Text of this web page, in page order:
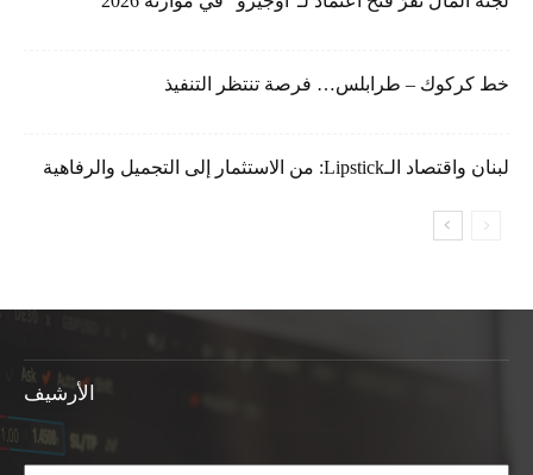
خط كركوك – طرابلس… فرصة تنتظر التنفيذ
لبنان واقتصاد الـLipstick: من الاستثمار إلى التجميل والرفاهية
الأرشيف
الأرشيف